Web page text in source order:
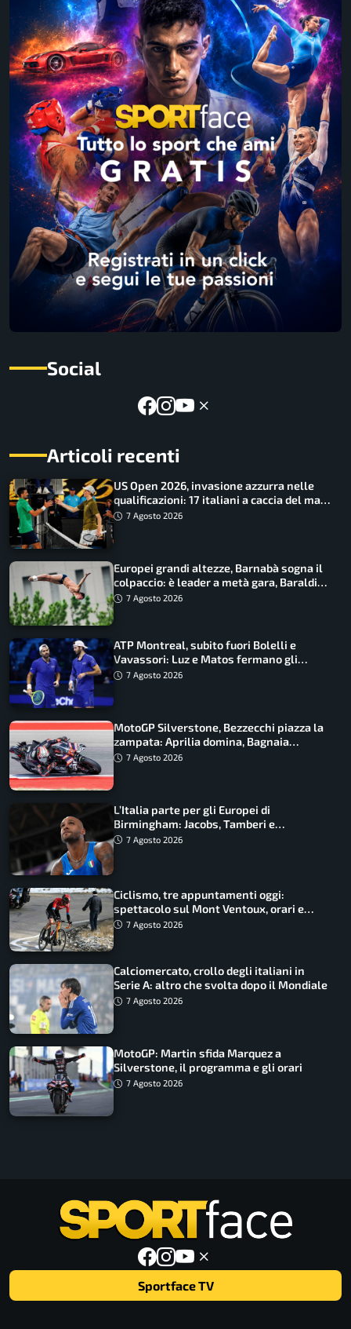
Social
Articoli recenti
US Open 2026, invasione azzurra nelle
qualificazioni: 17 italiani a caccia del main
draw7 Agosto 2026
Europei grandi altezze, Barnabà sogna il
colpaccio: è leader a metà gara, Baraldi
ancora in corsa
7 Agosto 2026
ATP Montreal, subito fuori Bolelli e
Vavassori: Luz e Matos fermano gli
azzurri
7 Agosto 2026
MotoGP Silverstone, Bezzecchi piazza la
zampata: Aprilia domina, Bagnaia
costretto al Q1
7 Agosto 2026
L’Italia parte per gli Europei di
Birmingham: Jacobs, Tamberi e
Battocletti guidano una spedizione
7 Agosto 2026
Ciclismo, tre appuntamenti oggi:
spettacolo sul Mont Ventoux, orari e
come vederli
7 Agosto 2026
Calciomercato, crollo degli italiani in
Serie A: altro che svolta dopo il Mondiale
7 Agosto 2026
MotoGP: Martin sfida Marquez a
Silverstone, il programma e gli orari
7 Agosto 2026
Sportface TV